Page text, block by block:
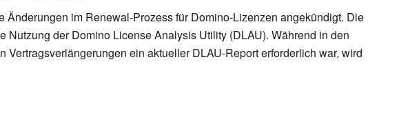
Änderungen im Renewal-Prozess für Domino-Lizenzen angekündigt. Die
Nutzung der Domino License Analysis Utility (DLAU). Während in den
Vertragsverlängerungen ein aktueller DLAU-Report erforderlich war, wird